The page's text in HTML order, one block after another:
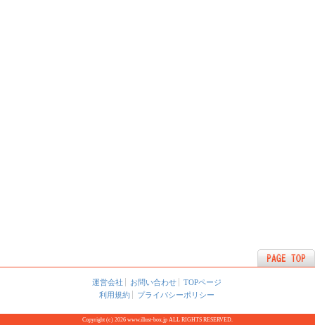
運営会社 お問い合わせ
TOPページ
利用規約
プライバシーポリシー
Copyright (c) 2026 www.illust-box.jp ALL RIGHTS RESERVED.